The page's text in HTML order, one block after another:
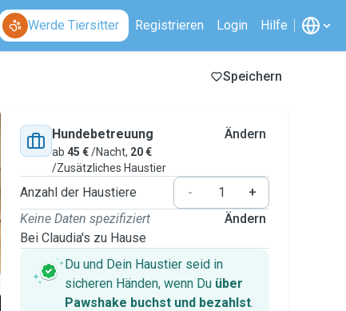
Werde Tiersitter Registrieren Login Hilfe
Speichern
Hundebetreuung
ab 45 €/Nacht, 20 €
/Zusätzliches Haustier
Ändern
Anzahl der Haustiere -
+
Keine Daten spezifiziert
Bei Claudia's zu Hause
Ändern
Du und Dein Haustier seid in
sicheren Händen, wenn Du über
Pawshake buchst und bezahlst.